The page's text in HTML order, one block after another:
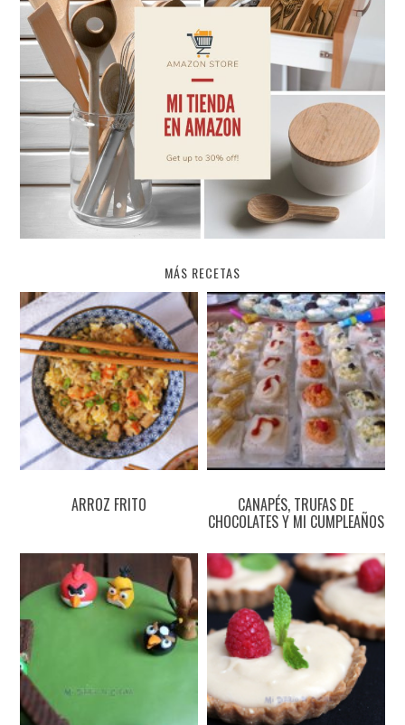
MÁS RECETAS
ARROZ FRITO CANAPÉS, TRUFAS DE
CHOCOLATES Y MI CUMPLEAÑOS